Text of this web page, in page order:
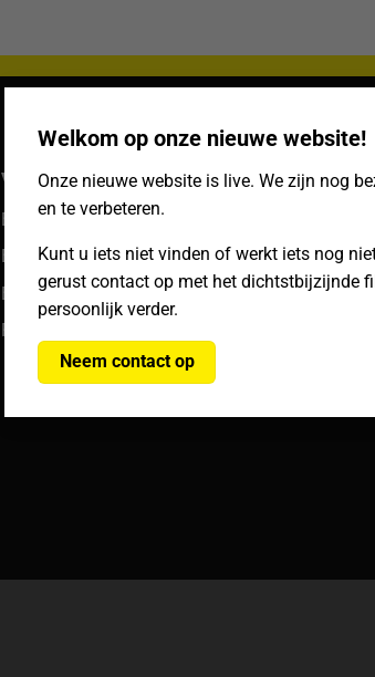
Welkom op onze nieuwe website!
Onze nieuwe website is live. We zijn nog
en te verbeteren.
Kunt u iets niet vinden of werkt iets nog
gerust contact op met het dichtstbijzijnde
persoonlijk verder.
Neem contact op
Veelgestelde vragen
Bestellingen
Betalingen
Bezorgen & afhalen
Algemeen
Klachten
Privacy